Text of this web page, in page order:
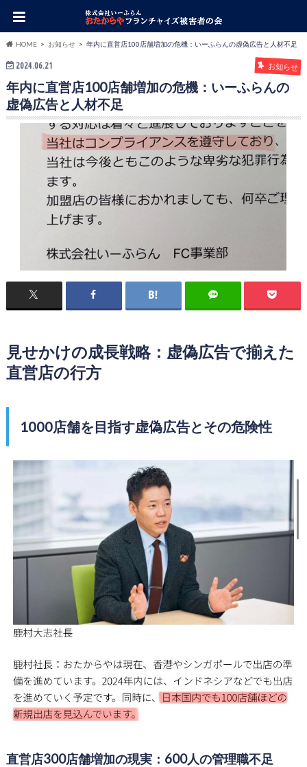
HOME お知らせ 年内に直営店100店舗増加の危機：いーふらんの虚偽広告と人材不足
2024.06.21 お知らせ
年内に直営店100店舗増加の危機：いーふらんの
虚偽広告と人材不足
見せかけの成長戦略：虚偽広告で揃えた
直営店の行方
1000店舗を目指す虚偽広告とその危険性
直営店300店舗増加の現実：600人の管理職不足